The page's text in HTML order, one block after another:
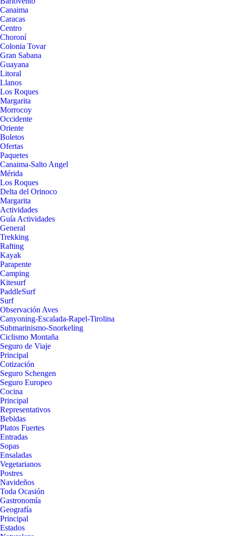
Canaima
Caracas
Centro
Choroní
Colonia Tovar
Gran Sabana
Guayana
Litoral
Llanos
Los Roques
Margarita
Morrocoy
Occidente
Oriente
Boletos
Ofertas
Paquetes
Canaima-Salto Angel
Mérida
Los Roques
Delta del Orinoco
Margarita
Actividades
Guía Actividades
General
Trekking
Rafting
Kayak
Parapente
Camping
Kitesurf
PaddleSurf
Surf
Observación Aves
Canyoning-Escalada-Rapel-Tirolina
Submarinismo-Snorkeling
Ciclismo Montaña
Seguro de Viaje
Principal
Cotización
Seguro Schengen
Seguro Europeo
Cocina
Principal
Representativos
Bebidas
Platos Fuertes
Entradas
Sopas
Ensaladas
Vegetarianos
Postres
Navideños
Toda Ocasión
Gastronomía
Geografía
Principal
Estados